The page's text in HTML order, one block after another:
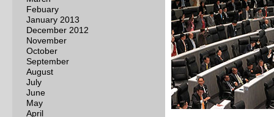
Febuary
January 2013
December 2012
November
October
September
August
July
June
May
April